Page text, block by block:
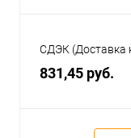
СДЭК (Доставка
831,45 руб.